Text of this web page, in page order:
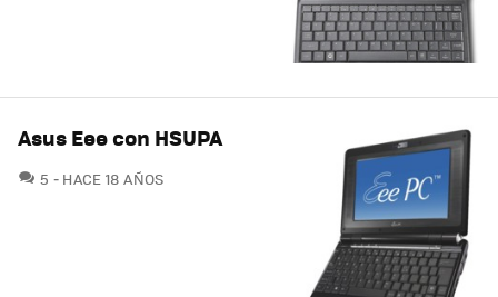
Asus Eee con HSUPA
5 COMENTARIOS
HACE 18 AÑOS